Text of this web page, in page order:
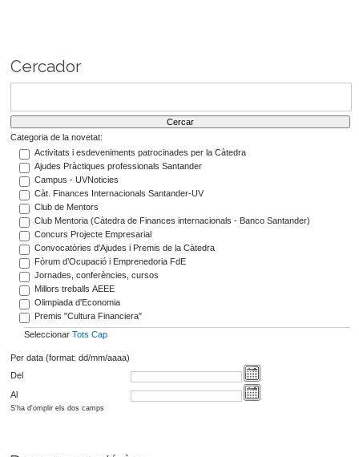
Cercador
Categoria de la novetat:
Activitats i esdeveniments patrocinades per la Càtedra
Ajudes Pràctiques professionals Santander
Campus - UVNoticies
Càt. Finances Internacionals Santander-UV
Club de Mentors
Club Mentoria (Càtedra de Finances internacionals - Banco Santander)
Concurs Projecte Empresarial
Convocatòries d'Ajudes i Premis de la Càtedra
Fòrum d’Ocupació i Emprenedoria FdE
Jornades, conferències, cursos
Millors treballs AEEE
Olimpiada d'Economia
Premis "Cultura Financiera"
Seleccionar Tots Cap
Per data (format: dd/mm/aaaa)
Del
Al
S'ha d'omplir els dos camps